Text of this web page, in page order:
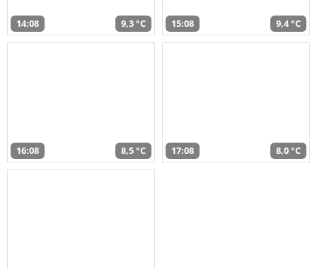
14:08 9,3 °C 15:08 9,4 °C
16:08 8,5 °C 17:08 8,0 °C